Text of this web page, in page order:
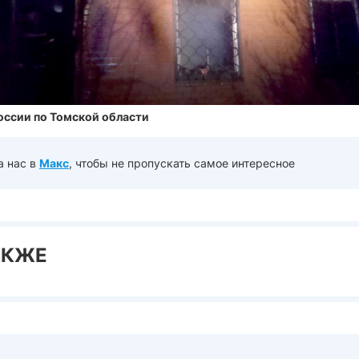
по Томской области
нас в Макс, чтобы не пропускать самое интересное